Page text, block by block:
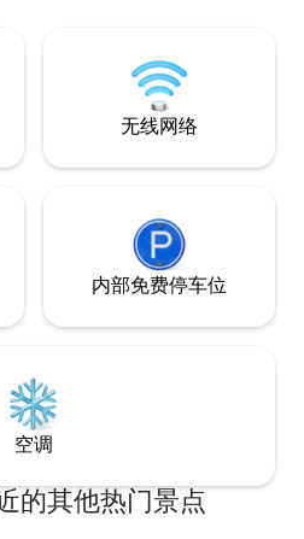
unique
无线网络
内部免费停车位
空调
的其他热门景点